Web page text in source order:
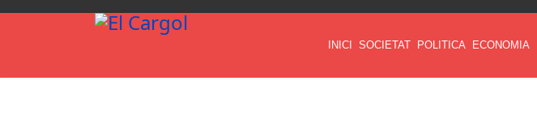
INICI SOCIETAT POLITICA ECONOMIA